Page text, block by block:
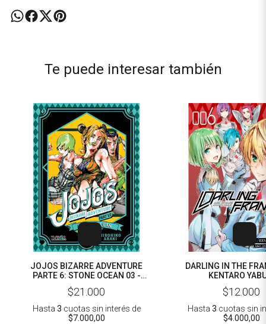
Te puede interesar también
JOJOS BIZARRE ADVENTURE
PARTE 6: STONE OCEAN 03 -
HIROHIKO ARAKI
$21.000
Hasta 3 cuotas sin interés de
$7.000,00
DARLING IN THE
KENTARO
$12.000
Hasta 3 cuotas sin
$4.000,00